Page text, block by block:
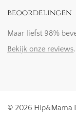
beoordelingen
Maar liefst 98%
Bekijk onze reviews.
© 2026 Hip&Mama